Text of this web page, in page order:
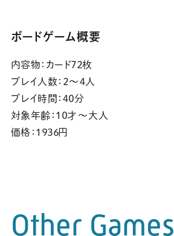
ボードゲーム概要
内容物： カード７２枚
プレイ人数： ２～４人
プレイ時間： ４０分
対象年齢： １０才～大人
価格： １９３６円
Other Games